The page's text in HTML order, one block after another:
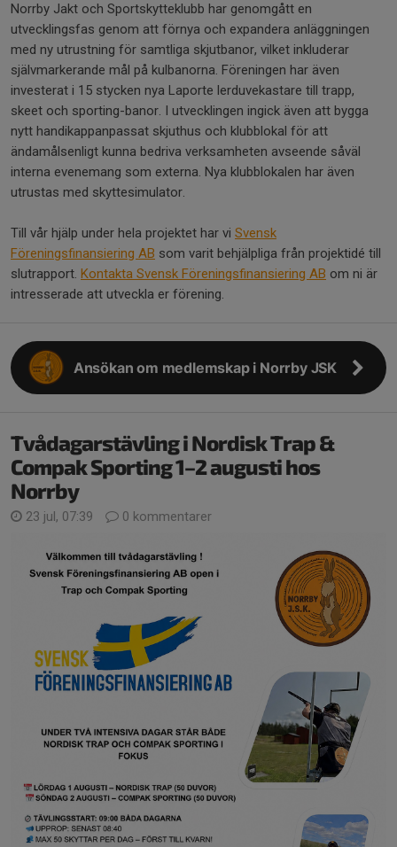
Norrby Jakt och Sportskytteklubb har genomgått en
utvecklingsfas genom att förnya och expandera anläggningen
med ny utrustning för samtliga skjutbanor, vilket inkluderar
självmarkerande mål på kulbanorna. Föreningen har även
investerat i 15 stycken nya Laporte lerduvekastare till trapp,
skeet och sporting-banor. I utvecklingen ingick även att bygga
nytt handikappanpassat skjuthus och klubblokal för att
ändamålsenligt kunna bedriva verksamheten avseende såväl
interna evenemang som externa. Nya klubblokalen har även
utrustas med skyttesimulator.
Till vår hjälp under hela projektet har vi Svensk
Föreningsfinansiering AB som varit behjälpliga från projektidé till
slutrapport. Kontakta Svensk Föreningsfinansiering AB om ni är
intresserade att utveckla er förening.
Ansökan om medlemskap i Norrby JSK
Tvådagarstävling i Nordisk Trap &
Compak Sporting 1–2 augusti hos
Norrby
23 jul, 07:39 0 kommentarer